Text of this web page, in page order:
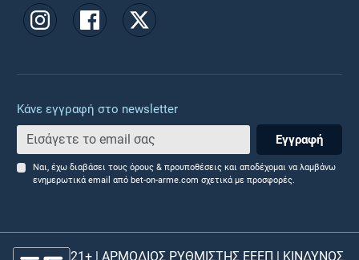
Κάνε εγγραφή στο newsletter
Εγγραφή
Ναι, έχω διαβάσει τους όρους & προυποθέσεις και αποδέχομαι να λαμβάνω
ενημερωτικά email από bet-on-arme.com σχετικά με προσφορές.
21+ | ΑΡΜΟΔΙΟΣ ΡΥΘΜΙΣΤΗΣ ΕΕΕΠ | ΚΙΝΔΥΝΟΣ